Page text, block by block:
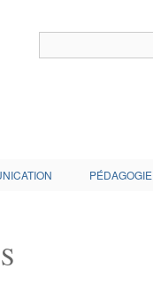
PÉDAGOGIE